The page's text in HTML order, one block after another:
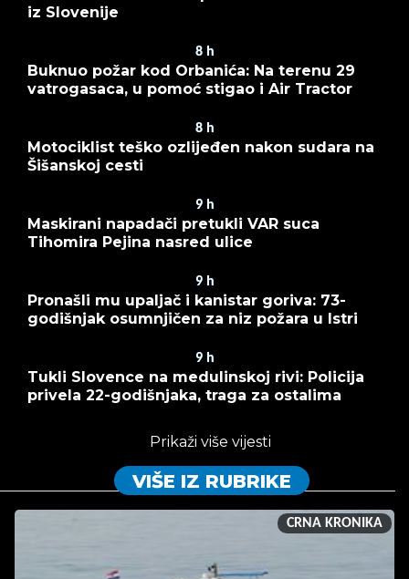
iz Slovenije
8 h
Buknuo požar kod Orbanića: Na terenu 29
vatrogasaca, u pomoć stigao i Air Tractor
8 h
Motociklist teško ozlijeđen nakon sudara na
Šišanskoj cesti
9 h
Maskirani napadači pretukli VAR suca
Tihomira Pejina nasred ulice
9 h
Pronašli mu upaljač i kanistar goriva: 73-
godišnjak osumnjičen za niz požara u Istri
9 h
Tukli Slovence na medulinskoj rivi: Policija
privela 22-godišnjaka, traga za ostalima
Prikaži više vijesti
VIŠE IZ RUBRIKE
CRNA KRONIKA